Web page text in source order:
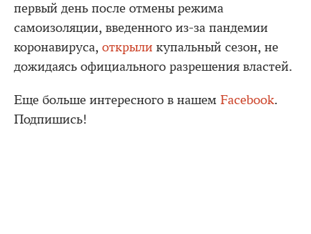
первый день после отмены режима
самоизоляции, введенного из-за пандемии
коронавируса, открыли купальный сезон, не
дожидаясь официального разрешения властей.
Еще больше интересного в нашем Facebook.
Подпишись!